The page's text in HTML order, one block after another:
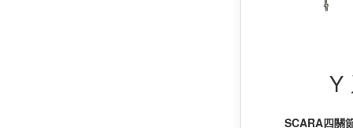
Y
SCARA四關